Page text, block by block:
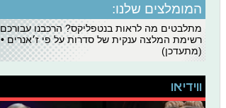
המומלצים שלנו:
מתלבטים מה לראות בנטפליקס? הרכבנו עבורכם
רשימת המלצה ענקית של סדרות על פי ז׳אנרים •
(מתעדכן)
ווידיאו